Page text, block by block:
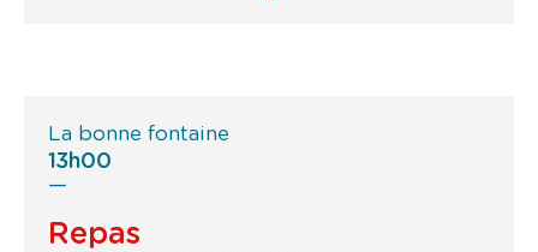
La bonne fontaine
13h00
Repas